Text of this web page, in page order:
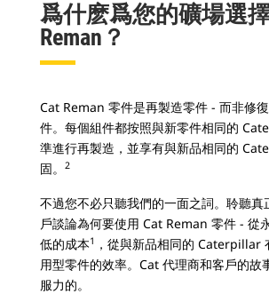
爲什麽爲您的礦場選
Reman？
Cat Reman 零件是再製造零件 - 而非修
件。每個組件都按照與新零件相同的
準進行再製造，並享有與新品相同的
固。
2
不過您不必只聽我們的一面之詞。聆聽真
戶談論為何要使用 Cat Reman 零件 - 從
低的成本1 ，從與新品相同的 Caterpillar
用型零件的效率。Cat 代理商和客戶的故
服力的。